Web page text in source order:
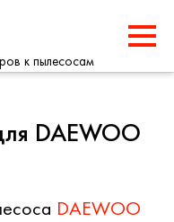
к пылесосам
DAEWOO
DAEWOO